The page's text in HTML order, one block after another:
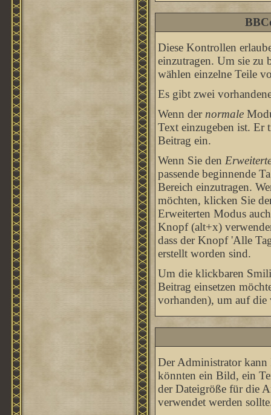
Diese Kontrollen
einzutragen. Um sie zu
wählen einzelne Teile
Es gibt zwei
Wenn der normale
Text einzugeben ist. Er
Beitrag ein.
Wenn Sie den
passende beginnende
Bereich einzutragen.
möchten, klicken Sie
Erweiterten Modus
Knopf (alt+x)
dass der Knopf 'Alle
erstellt worden sind.
Um die klickbaren
Beitrag einsetzen
vorhanden), um auf
Der Administrator kann
könnten ein Bild, ein
der Dateigröße für die
verwendet werden